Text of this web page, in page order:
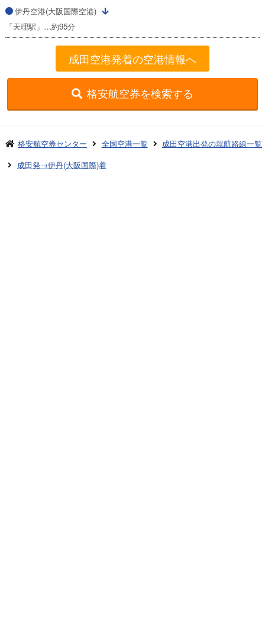
伊丹空港(大阪国際空港)
「天理駅」…約95分
成田空港発着の空港情報へ
格安航空券を検索する
格安航空券センター 全国空港一覧
成田空港出発の就航路線一覧
成田発→伊丹(大阪国際)着